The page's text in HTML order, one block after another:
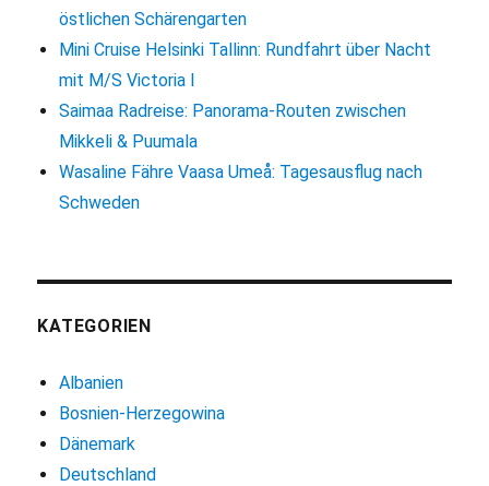
östlichen Schärengarten
Mini Cruise Helsinki Tallinn: Rundfahrt über Nacht
mit M/S Victoria I
Saimaa Radreise: Panorama-Routen zwischen
Mikkeli & Puumala
Wasaline Fähre Vaasa Umeå: Tagesausflug nach
Schweden
KATEGORIEN
Albanien
Bosnien-Herzegowina
Dänemark
Deutschland